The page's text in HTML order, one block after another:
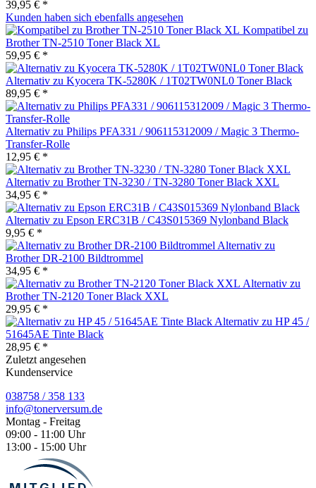
39,95 € *
Kunden haben sich ebenfalls angesehen
Kompatibel zu
Brother TN-2510 Toner Black XL
59,95 € *
Alternativ zu Kyocera TK-5280K / 1T02TW0NL0 Toner Black
89,95 € *
Alternativ zu Philips PFA331 / 906115312009 / Magic 3 Thermo-
Transfer-Rolle
12,95 € *
Alternativ zu Brother TN-3230 / TN-3280 Toner Black XXL
34,95 € *
Alternativ zu Epson ERC31B / C43S015369 Nylonband Black
9,95 € *
Alternativ zu
Brother DR-2100 Bildtrommel
34,95 € *
Alternativ zu
Brother TN-2120 Toner Black XXL
29,95 € *
Alternativ zu HP 45 /
51645AE Tinte Black
28,95 € *
Zuletzt angesehen
Kundenservice
038758 / 358 133
info@tonerversum.de
Montag - Freitag
09:00 - 11:00 Uhr
13:00 - 15:00 Uhr